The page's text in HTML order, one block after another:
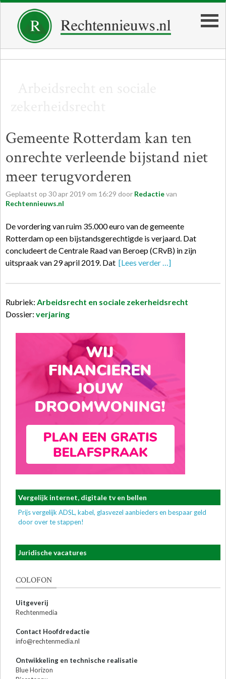
Gemeente Rotterdam kan ten
onrechte verleende bijstand niet
meer terugvorderen
Geplaatst op 30apr 2019 om 16:29 door Redactievan
Rechtennieuws.nl
De vordering van ruim 35.000 euro van de gemeente
Rotterdam op een bijstandsgerechtigde is verjaard. Dat
concludeert de Centrale Raad van Beroep (CRvB) in zijn
uitspraak van 29 april 2019. Dat [Lees verder …]
Rubriek: Arbeidsrecht en sociale zekerheidsrecht
Dossier: verjaring
Vergelijk internet, digitale tv en bellen
Prijs vergelijk ADSL, kabel, glasvezel aanbieders en bespaar geld
door over te stappen!
Juridische vacatures
COLOFON
Uitgeverij
Rechtenmedia
Contact Hoofdredactie
info@rechtenmedia.nl
Ontwikkeling en technische realisatie
Blue Horizon